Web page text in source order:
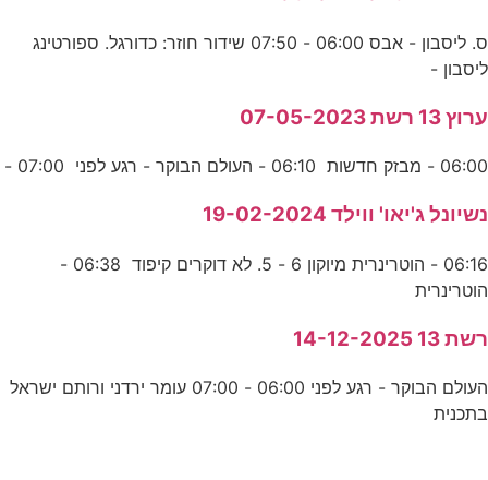
ס. ליסבון - אבס 06:00 - 07:50 שידור חוזר: כדורגל. ספורטינג
ליסבון -
ערוץ 13 רשת 07-05-2023
06:00 - מבזק חדשות 06:10 - העולם הבוקר - רגע לפני 07:00 -
נשיונל ג'יאו' ווילד 19-02-2024
06:16 - הוטרינרית מיוקון 6 - 5. לא דוקרים קיפוד 06:38 -
הוטרינרית
רשת 13 14-12-2025
העולם הבוקר - רגע לפני 06:00 - 07:00 עומר ירדני ורותם ישראל
בתכנית